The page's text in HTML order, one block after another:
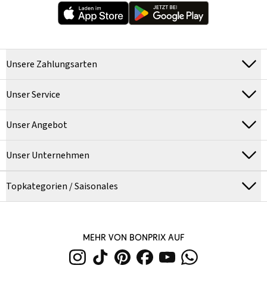
Unsere Zahlungsarten
Unser Service
Unser Angebot
Unser Unternehmen
Topkategorien / Saisonales
MEHR VON BONPRIX AUF